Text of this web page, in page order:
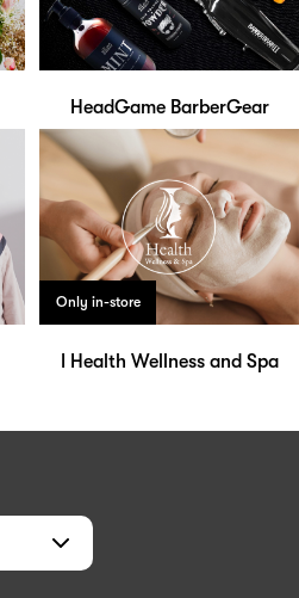
HeadGame BarberGear
Only in-store
I Health Wellness and Spa